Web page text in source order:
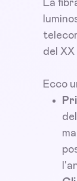
La
del XX
Ecco